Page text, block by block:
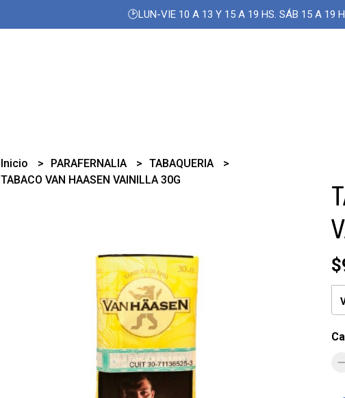
🕑LUN-VIE 10 A 13 Y 15 A 19 HS. SÁB 15 A 19
Inicio PARAFERNALIA
TABAQUERIA
TABACO VAN HAASEN VAINILLA 30G